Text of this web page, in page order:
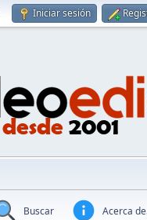
Iniciar sesión
Buscar Acerca